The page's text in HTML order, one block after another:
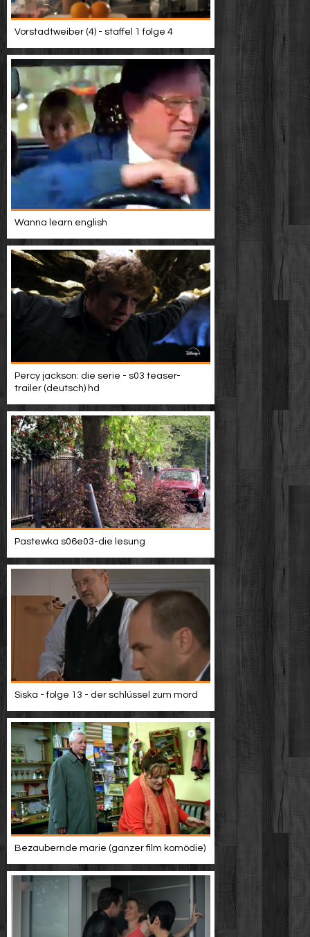
Vorstadtweiber (4) - staffel 1 folge 4
Wanna learn english
Percy jackson: die serie - s03 teaser-
trailer (deutsch) hd
Pastewka s06e03-die lesung
Siska - folge 13 - der schlüssel zum mord
Bezaubernde marie (ganzer film komödie)